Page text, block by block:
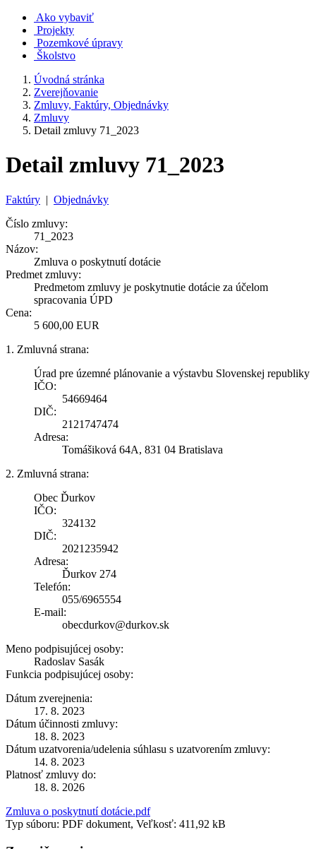
Ako vybaviť
Projekty
Pozemkové úpravy
Školstvo
Úvodná stránka
Zverejňovanie
Zmluvy, Faktúry, Objednávky
Zmluvy
Detail zmluvy 71_2023
Detail zmluvy 71_2023
Faktúry | Objednávky
Číslo zmluvy:
71_2023
Názov:
Zmluva o poskytnutí dotácie
Predmet zmluvy:
Predmetom zmluvy je poskytnutie dotácie za účelom
spracovania ÚPD
Cena:
5 600,00 EUR
1. Zmluvná strana:
Úrad pre územné plánovanie a výstavbu Slovenskej republiky
IČO:
54669464
DIČ:
2121747474
Adresa:
Tomášiková 64A, 831 04 Bratislava
2. Zmluvná strana:
Obec Ďurkov
IČO:
324132
DIČ:
2021235942
Adresa:
Ďurkov 274
Telefón:
055/6965554
E-mail:
obecdurkov@durkov.sk
Meno podpisujúcej osoby:
Radoslav Sasák
Funkcia podpisujúcej osoby:
Dátum zverejnenia:
17. 8. 2023
Dátum účinnosti zmluvy:
18. 8. 2023
Dátum uzatvorenia/udelenia súhlasu s uzatvorením zmluvy:
14. 8. 2023
Platnosť zmluvy do:
18. 8. 2026
Zmluva o poskytnutí dotácie.pdf
Typ súboru: PDF dokument, Veľkosť: 411,92 kB